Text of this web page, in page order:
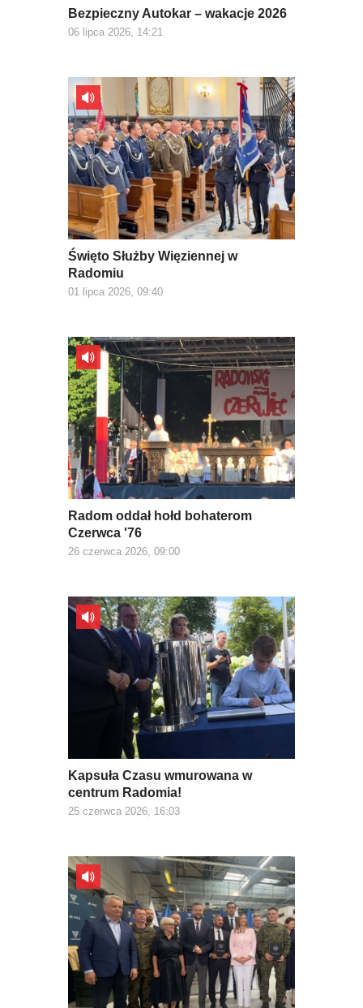
Bezpieczny Autokar – wakacje 2026
06 lipca 2026, 14:21
Święto Służby Więziennej w
Radomiu
01 lipca 2026, 09:40
Radom oddał hołd bohaterom
Czerwca '76
26 czerwca 2026, 09:00
Kapsuła Czasu wmurowana w
centrum Radomia!
25 czerwca 2026, 16:03